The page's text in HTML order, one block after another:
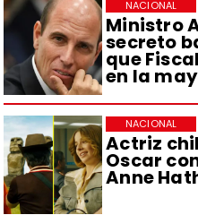
Ministro
secreto
que
en la
NACIONAL
Actriz
Oscar
Anne
NACIONAL